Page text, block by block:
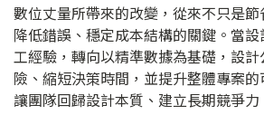
數位丈量所帶來的改變，從來不只是
降低錯誤、穩定成本結構的關鍵。當
工經驗，轉向以精準數據為基礎，設
險、縮短決策時間，並提升整體專案的
讓團隊回歸設計本質、建立長期競爭力